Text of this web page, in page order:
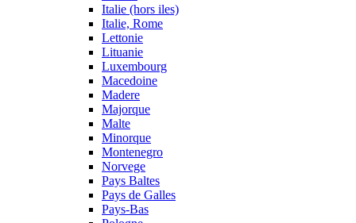
Italie (hors iles)
Italie, Rome
Lettonie
Lituanie
Luxembourg
Macedoine
Madere
Majorque
Malte
Minorque
Montenegro
Norvege
Pays Baltes
Pays de Galles
Pays-Bas